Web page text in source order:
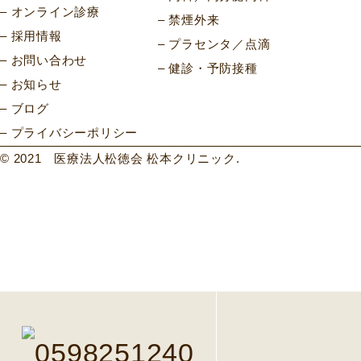
オンライン診療
採用情報
お問い合わせ
お知らせ
ブログ
プライバシーポリシー
禁煙外来
プラセンタ／点滴
健診・予防接種
© 2021 医療法人松徳会 松本クリニック.